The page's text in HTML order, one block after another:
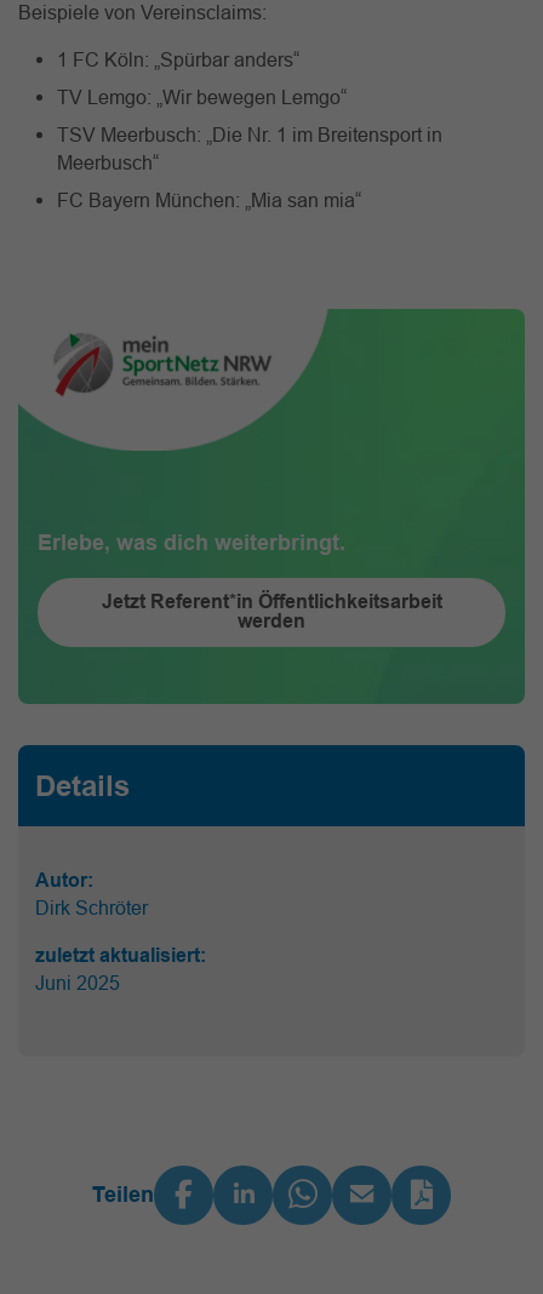
Beispiele von Vereinsclaims:
1 FC Köln: „Spürbar anders“
TV Lemgo: „Wir bewegen Lemgo“
TSV Meerbusch: „Die Nr. 1 im Breitensport in
Meerbusch“
FC Bayern München: „Mia san mia“
Erlebe, was dich weiterbringt.
Jetzt Referent*in Öffentlichkeitsarbeit
werden
Details
Autor:
Dirk Schröter
zuletzt aktualisiert:
Juni 2025
Teilen